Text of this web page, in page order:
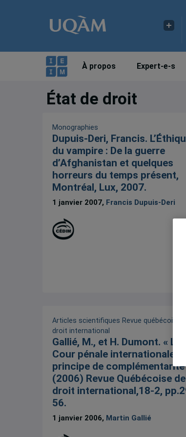
À propos Expert-e-s
État de droit
Monographies
Dupuis-Deri, Francis.
du vampire : De la guerre
d’Afghanistan et quelques
horreurs du temps présent,
Montréal, Lux, 2007.
1 janvier 2007, Francis Dupuis-Deri
Articles scientifiques Revue québécoise
droit international
Gallié, M., et H. Dumont. « La
Cour pénale internationale et
principe de complémentarité
(2006) Revue Québécoise de
droit international,18-2,
56.
1 janvier 2006, Martin Gallié